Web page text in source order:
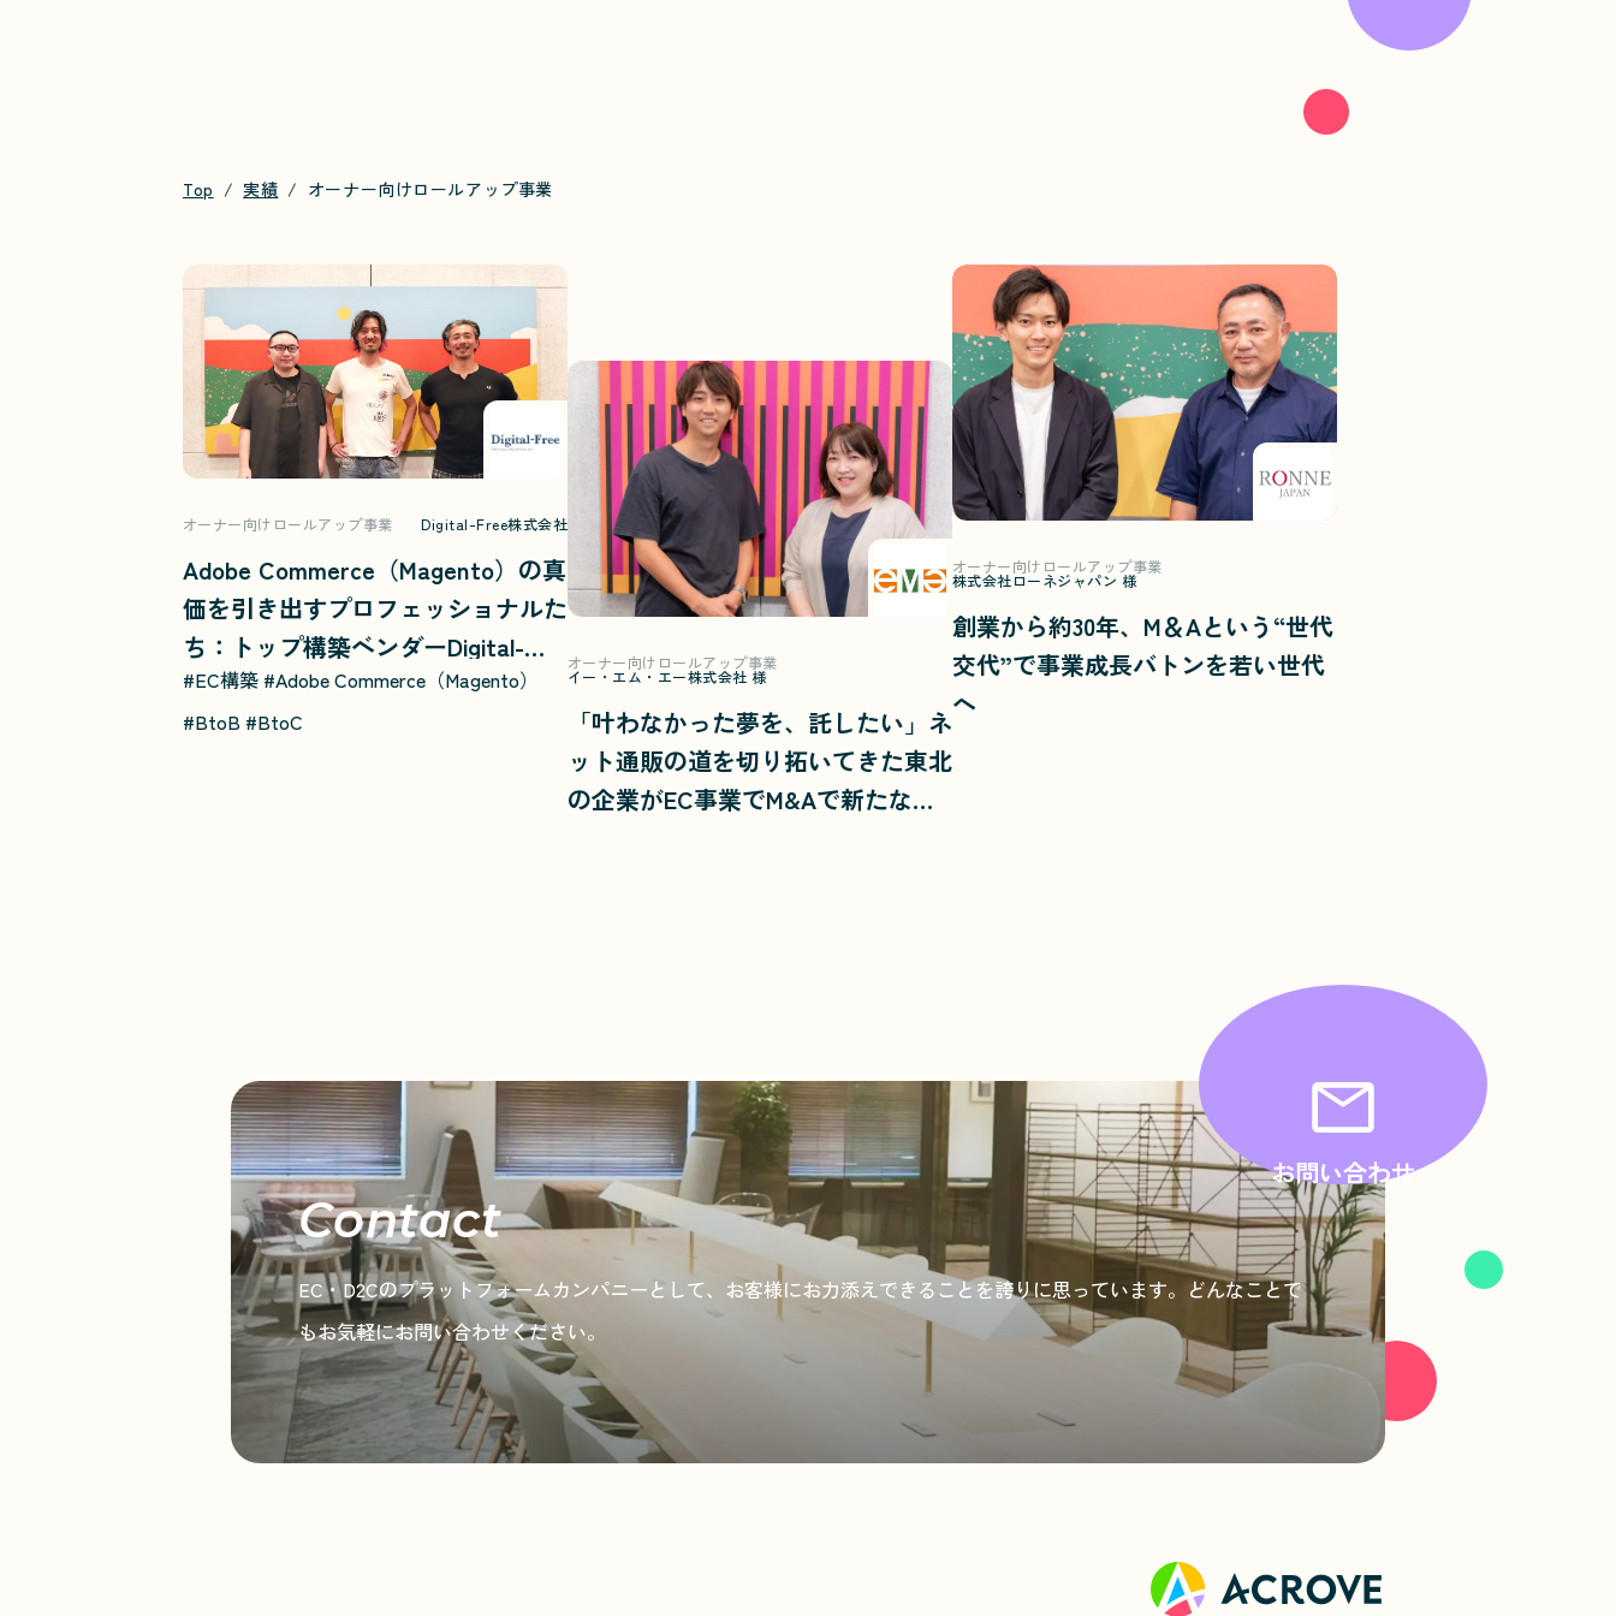
Top 実績 オーナー向けロールアップ事業
オーナー向けロールアップ事業 Digital-Free株式会社
Adobe Commerce（Magento）の真
価を引き出すプロフェッショナルた
ち：トップ構築ベンダーDigital-
Free社とEC業界の新星ACROVEが
描くECの未来像
#EC構築 #Adobe Commerce（Magento）
#BtoB #BtoC
オーナー向けロールアップ事業
イー・エム・エー株式会社 様
「叶わなかった夢を、託したい」ネ
ット通販の道を切り拓いてきた東北
の企業がEC事業でM&Aで新たなス
オーナー向けロールアップ事業
株式会社ローネジャパン 様
創業から約30年、M＆Aという“世代
交代”で事業成長バトンを若い世代
へ
Contact
EC・D2Cのプラットフォームカンパニーとして、お客様にお力添えできることを誇りに思っています。どんなことで
もお気軽にお問い合わせください。
お問い合わせ